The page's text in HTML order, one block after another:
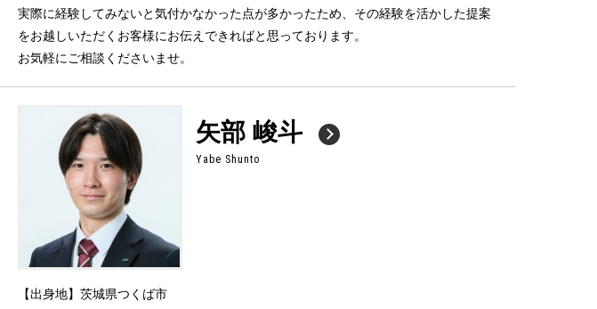
実際に経験してみないと気付かなかった点が多かったため、その経験を活かした提案
をお越しいただくお客様にお伝えできればと思っております。
お気軽にご相談くださいませ。
矢部 峻斗
Yabe Shunto
【出身地】茨城県つくば市